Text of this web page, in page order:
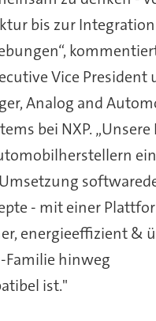
bis zur
Vice President
Analog and
bei NXP.
- mit einer
energieeffizient &
Familie hinweg
ist."